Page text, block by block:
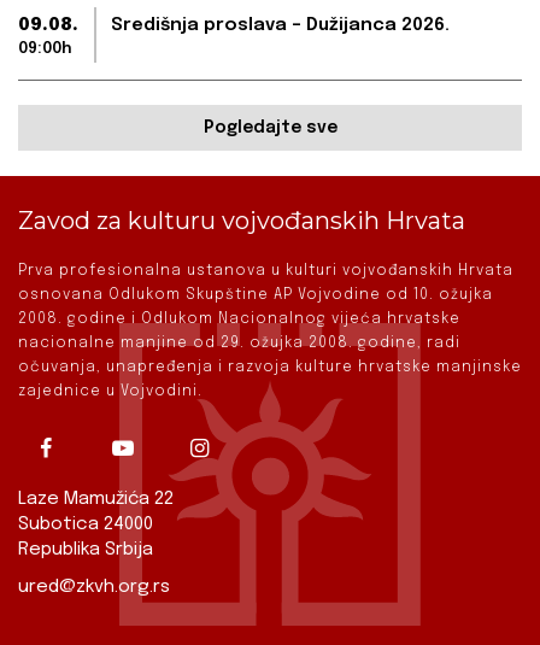
09.08.
09:00h
Središnja proslava – Dužijanca 2026.
Pogledajte sve
Zavod za kulturu vojvođanskih Hrvata
Prva profesionalna ustanova u kulturi vojvođanskih Hrvata
osnovana Odlukom Skupštine AP Vojvodine od 10. ožujka
2008. godine i Odlukom Nacionalnog vijeća hrvatske
nacionalne manjine od 29. ožujka 2008. godine, radi
očuvanja, unapređenja i razvoja kulture hrvatske manjinske
zajednice u Vojvodini.
Laze Mamužića 22
Subotica 24000
Republika Srbija
ured@zkvh.org.rs